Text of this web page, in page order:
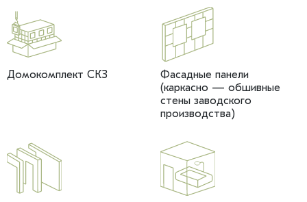
Домокомплект СКЗ
Фасадные панели
(каркасно — обшивные
стены заводского
производства)